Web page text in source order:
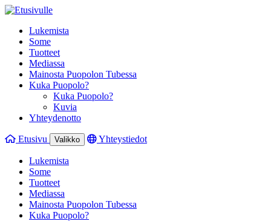
Lukemista
Some
Tuotteet
Mediassa
Mainosta Puopolon Tubessa
Kuka Puopolo?
Kuka Puopolo?
Kuvia
Yhteydenotto
Etusivu Valikko Yhteystiedot
Lukemista
Some
Tuotteet
Mediassa
Mainosta Puopolon Tubessa
Kuka Puopolo?